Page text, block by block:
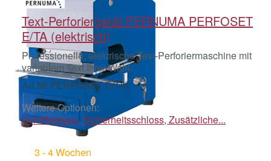
Text-Perforiergerät PERNUMA PERFOSET
E/TA (elektrisch)
Professionelle, elektrische Text-Perforiermaschine mit
variablem Text Ihrer Wahl.
Art.Nr.PERFOSET E/TA
Weitere Optionen:
Schriftgrösse, Sicherheitsschloss, Zusätzliche...
3 - 4 Wochen